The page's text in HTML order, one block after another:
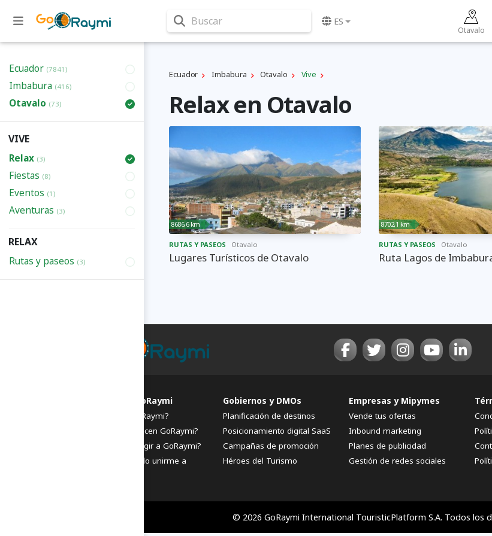
Buscar ES
Otavalo
Ecuador (7841)
Imbabura (416)
Otavalo (73)
VIVE
Relax (3)
Fiestas (8)
Eventos (1)
Aventuras (3)
RELAX
Rutas y paseos (3)
Ecuador Imbabura Otavalo Vive
Relax en Otavalo
8686,6 km
RUTAS Y PASEOS Otavalo
Lugares Turísticos de Otavalo
8702,1 km
RUTAS Y PASEOS Otavalo
Ruta Lagos de
FAQs de GoRaymi
¿Qué es GoRaymi?
¿Quiénes hacen GoRaymi?
¿Por qué elegir a GoRaymi?
¿Cómo puedo unirme a
Gobiernos y DMOs
Planificación de destinos
Posicionamiento digital SaaS
Campañas de promoción
Héroes del Turismo
Empresas y Mipymes
Vende tus ofertas
Inbound marketing
Planes de publicidad
Gestión de redes sociales
© 2026 GoRaymi International TouristicPlatform S.A. Todos los